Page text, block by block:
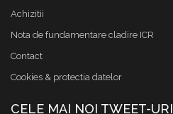
Achizitii
Nota de fundamentare cladire ICR
Contact
Cookies & protectia datelor
CELE MAI NOI TWEET-URI